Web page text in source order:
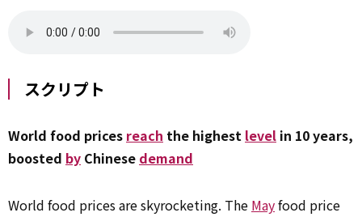
スクリプト
World food prices reach the highest level in 10 years,
boosted by Chinese demand
World food prices are skyrocketing. The Mayfood price